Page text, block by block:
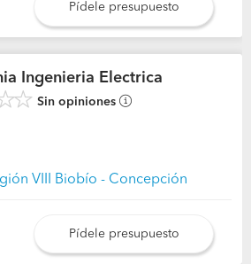
Pídele presupuesto
Ingenieria Electrica
Sin opiniones
VIII Biobío - Concepción
Pídele presupuesto